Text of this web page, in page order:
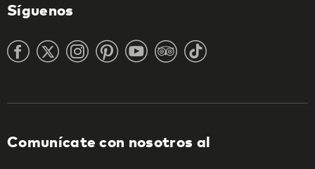
Síguenos
Comunícate con nosotros al